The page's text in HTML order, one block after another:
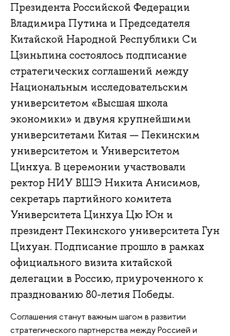
Президента Российской Федерации
Владимира Путина и Председателя
Китайской Народной Республики Си
Цзиньпина состоялось подписание
стратегических соглашений между
Национальным исследовательским
университетом «Высшая школа
экономики» и двумя крупнейшими
университетами Китая — Пекинским
университетом и Университетом
Цинхуа. В церемонии участвовали
ректор НИУ ВШЭ Никита Анисимов,
секретарь партийного комитета
Университета Цинхуа Цю Юн и
президент Пекинского университета Гун
Цихуан. Подписание прошло в рамках
официального визита китайской
делегации в Россию, приуроченного к
празднованию 80-летия Победы.
Соглашения станут важным шагом в развитии
стратегического партнерства между Россией и